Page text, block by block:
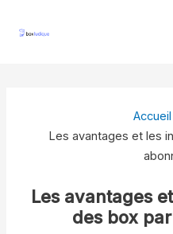
Accueil
Les avantages et les
Les avantages
des box